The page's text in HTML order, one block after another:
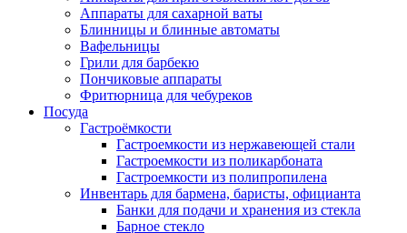
Аппараты для сахарной ваты
Блинницы и блинные автоматы
Вафельницы
Грили для барбекю
Пончиковые аппараты
Фритюрница для чебуреков
Посуда
Гастроёмкости
Гастроемкости из нержавеющей стали
Гастроемкости из поликарбоната
Гастроемкости из полипропилена
Инвентарь для бармена, баристы, официанта
Банки для подачи и хранения из стекла
Барное стекло